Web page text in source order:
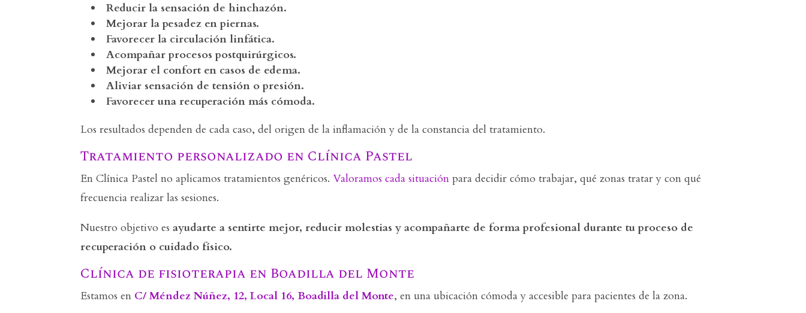
Reducir la sensación de hinchazón.
Mejorar la pesadez en piernas.
Favorecer la circulación linfática.
Acompañar procesos postquirúrgicos.
Mejorar el confort en casos de edema.
Aliviar sensación de tensión o presión.
Favorecer una recuperación más cómoda.
Los resultados dependen de cada caso, del origen de la inflamación y de la constancia del tratamiento.
Tratamiento personalizado en Clínica Pastel
En Clínica Pastel no aplicamos tratamientos genéricos.Valoramos cada situación para decidir cómo trabajar, qué zonas tratar y con qué
frecuencia realizar las sesiones.
Nuestro objetivo esayudarte a sentirte mejor, reducir molestias y acompañarte de forma profesional durante tu proceso de
recuperación o cuidado físico.
Clínica de fisioterapia en Boadilla del Monte
Estamos en C/ Méndez Núñez, 12, Local 16, Boadilla del Monte, en una ubicación cómoda y accesible para pacientes de la zona.